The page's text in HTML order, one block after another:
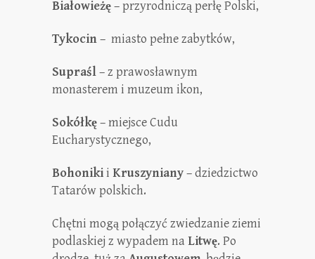
Białowieżę– przyrodniczą perłę Polski,
Tykocin– miasto pełne zabytków,
Supraśl– z prawosławnym
monasterem i muzeum ikon,
Sokółkę– miejsce Cudu
Eucharystycznego,
Bohonikii Kruszyniany– dziedzictwo
Tatarów polskich.
Chętni mogą połączyć zwiedzanie ziemi
podlaskiej z wypadem na Litwę. Po